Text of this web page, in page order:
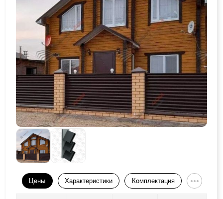
Цены Характеристики Комплектация